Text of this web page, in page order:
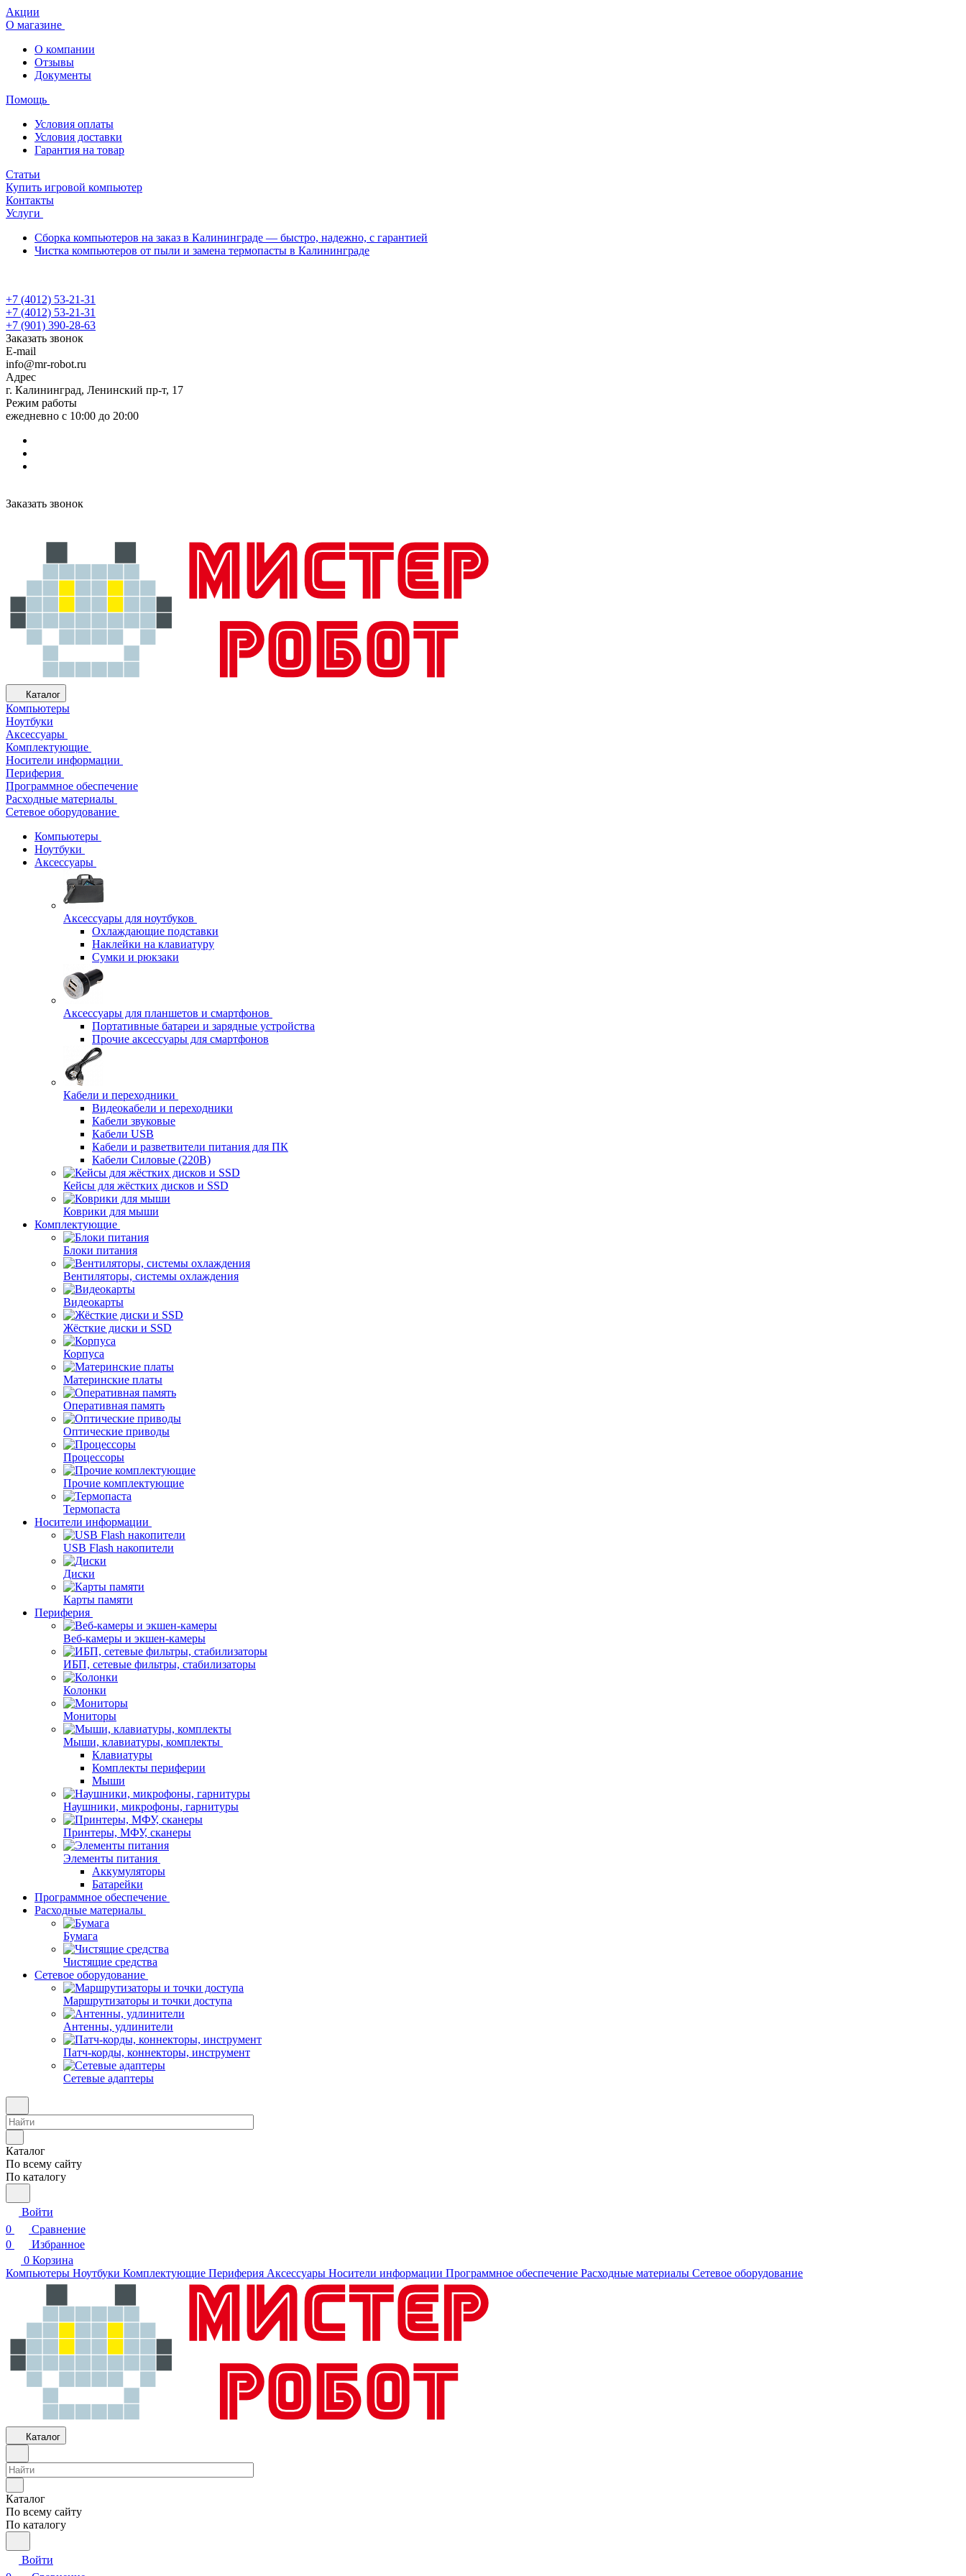
Акции
О магазине
О компании
Отзывы
Документы
Помощь
Условия оплаты
Условия доставки
Гарантия на товар
Статьи
Купить игровой компьютер
Контакты
Услуги
Сборка компьютеров на заказ в Калининграде — быстро, надежно, с гарантией
Чистка компьютеров от пыли и замена термопасты в Калининграде
+7 (4012) 53-21-31
+7 (4012) 53-21-31
+7 (901) 390-28-63
Заказать звонок
E-mail
info@mr-robot.ru
Адрес
г. Калининград, Ленинский пр-т, 17
Режим работы
ежедневно с 10:00 до 20:00
Заказать звонок
Каталог
Компьютеры
Ноутбуки
Аксессуары
Комплектующие
Носители информации
Периферия
Программное обеспечение
Расходные материалы
Сетевое оборудование
Компьютеры
Ноутбуки
Аксессуары
Аксессуары для ноутбуков
Охлаждающие подставки
Наклейки на клавиатуру
Сумки и рюкзаки
Аксессуары для планшетов и смартфонов
Портативные батареи и зарядные устройства
Прочие аксессуары для смартфонов
Кабели и переходники
Видеокабели и переходники
Кабели звуковые
Кабели USB
Кабели и разветвители питания для ПК
Кабели Силовые (220В)
Кейсы для жёстких дисков и SSD
Коврики для мыши
Комплектующие
Блоки питания
Вентиляторы, системы охлаждения
Видеокарты
Жёсткие диски и SSD
Корпуса
Материнские платы
Оперативная память
Оптические приводы
Процессоры
Прочие комплектующие
Термопаста
Носители информации
USB Flash накопители
Диски
Карты памяти
Периферия
Веб-камеры и экшен-камеры
ИБП, сетевые фильтры, стабилизаторы
Колонки
Мониторы
Мыши, клавиатуры, комплекты
Клавиатуры
Комплекты периферии
Мыши
Наушники, микрофоны, гарнитуры
Принтеры, МФУ, сканеры
Элементы питания
Аккумуляторы
Батарейки
Программное обеспечение
Расходные материалы
Бумага
Чистящие средства
Сетевое оборудование
Маршрутизаторы и точки доступа
Антенны, удлинители
Патч-корды, коннекторы, инструмент
Сетевые адаптеры
Каталог
По всему сайту
По каталогу
Войти
0
Сравнение
0
Избранное
0 Корзина
Компьютеры Ноутбуки Комплектующие Периферия Аксессуары Носители информации Программное обеспечение Расходные материалы Сетевое оборудование
Каталог
Каталог
По всему сайту
По каталогу
Войти